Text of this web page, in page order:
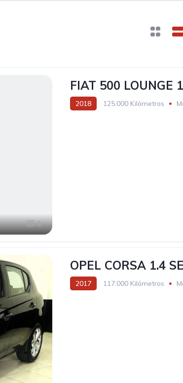
6
FIAT 500 LOUNGE
2018 125.000 Kilómetros
OPEL CORSA 1.4
2017 117.000 Kilómetros